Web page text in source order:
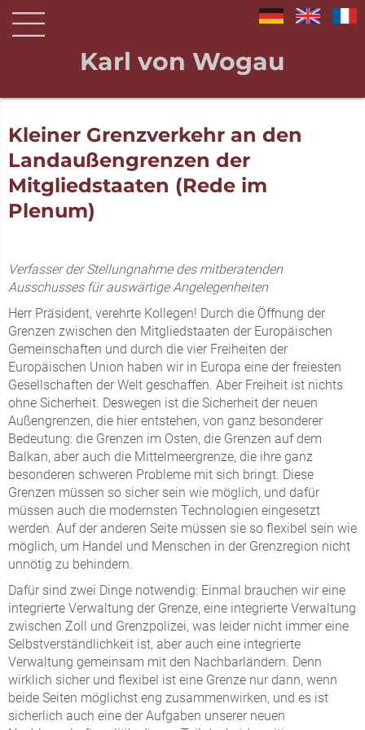
Karl von Wogau
Kleiner Grenzverkehr an den
Landaußengrenzen der
Mitgliedstaaten (Rede im
Plenum)
Verfasser der Stellungnahme des mitberatenden
Ausschusses für auswärtige Angelegenheiten
Herr Präsident, verehrte Kollegen! Durch die Öffnung der
Grenzen zwischen den Mitgliedstaaten der Europäischen
Gemeinschaften und durch die vier Freiheiten der
Europäischen Union haben wir in Europa eine der freiesten
Gesellschaften der Welt geschaffen. Aber Freiheit ist nichts
ohne Sicherheit. Deswegen ist die Sicherheit der neuen
Außengrenzen, die hier entstehen, von ganz besonderer
Bedeutung: die Grenzen im Osten, die Grenzen auf dem
Balkan, aber auch die Mittelmeergrenze, die ihre ganz
besonderen schweren Probleme mit sich bringt. Diese
Grenzen müssen so sicher sein wie möglich, und dafür
müssen auch die modernsten Technologien eingesetzt
werden. Auf der anderen Seite müssen sie so flexibel sein wie
möglich, um Handel und Menschen in der Grenzregion nicht
unnötig zu behindern.
Dafür sind zwei Dinge notwendig: Einmal brauchen wir eine
integrierte Verwaltung der Grenze, eine integrierte Verwaltung
zwischen Zoll und Grenzpolizei, was leider nicht immer eine
Selbstverständlichkeit ist, aber auch eine integrierte
Verwaltung gemeinsam mit den Nachbarländern. Denn
wirklich sicher und flexibel ist eine Grenze nur dann, wenn
beide Seiten möglichst eng zusammenwirken, und es ist
sicherlich auch eine der Aufgaben unserer neuen